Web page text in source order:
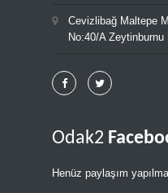
Cevizlibağ Maltepe
No:40/A Zeytinburnu
Odak2
Henüz paylaşım